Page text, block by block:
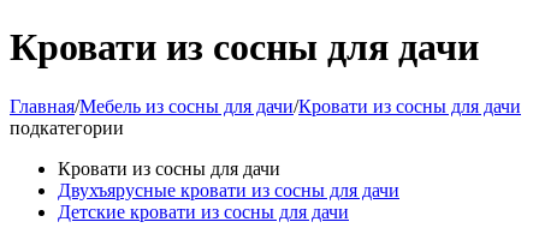
Кровати из сосны для дачи
Главная/Мебель из сосны для дачи/Кровати из сосны для дачи
подкатегории
Кровати из сосны для дачи
Двухъярусные кровати из сосны для дачи
Детские кровати из сосны для дачи